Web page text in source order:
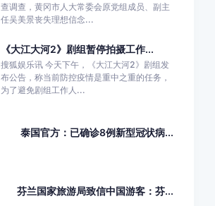
查调查，黄冈市人大常委会原党组成员、副主
任吴美景丧失理想信念...
《大江大河2》剧组暂停拍摄工作...
搜狐娱乐讯 今天下午，《大江大河2》剧组发
布公告，称当前防控疫情是重中之重的任务，
为了避免剧组工作人...
泰国官方：已确诊8例新型冠状病...
芬兰国家旅游局致信中国游客：芬...